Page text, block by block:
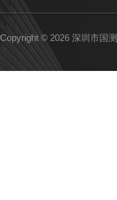
Copyright © 2026 深圳市国